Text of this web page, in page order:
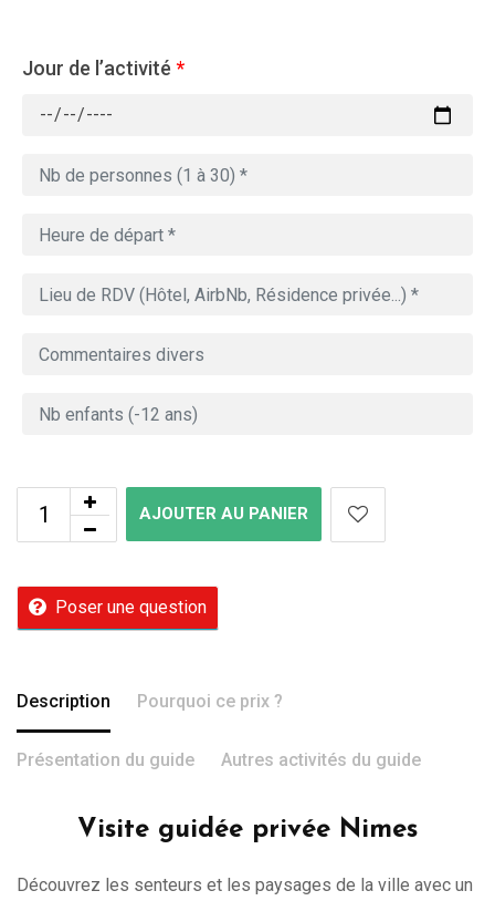
Jour de l’activité *
AJOUTER AU PANIER
Poser une question
Description Pourquoi ce prix ?
Présentation du guide Autres activités du guide
Visite guidée privée Nimes
Découvrez les senteurs et les paysages de la ville avec un